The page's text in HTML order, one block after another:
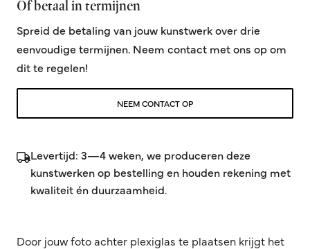
Of betaal in termijnen
Spreid de betaling van jouw kunstwerk over drie
eenvoudige termijnen. Neem contact met ons op om
dit te regelen!
NEEM CONTACT OP
Levertijd: 3—4 weken, we produceren deze
kunstwerken op bestelling en houden rekening met
kwaliteit én duurzaamheid.
Door jouw foto achter plexiglas te plaatsen krijgt het